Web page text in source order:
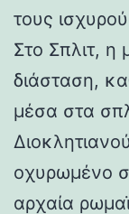
τους
Στο Σπλιτ, η
διάσταση,
μέσα στα
οχυρωμένο
αρχαία